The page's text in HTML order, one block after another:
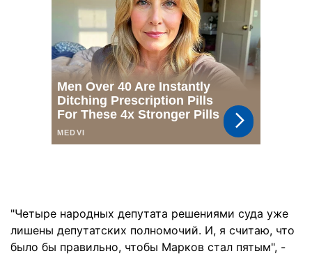
"Четыре народных депутата решениями суда уже
лишены депутатских полномочий. И, я считаю, что
было бы правильно, чтобы Марков стал пятым", -